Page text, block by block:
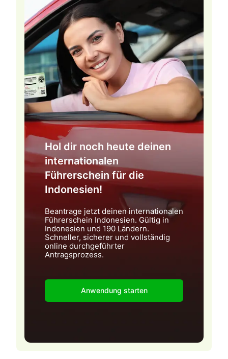
Hol dir noch heute deinen
internationalen
Führerschein für die
Indonesien!
Beantrage jetzt deinen internationalen
Führerschein Indonesien. Gültig in
Indonesien und 190 Ländern.
Schneller, sicherer und vollständig
online durchgeführter
Antragsprozess.
Anwendung starten